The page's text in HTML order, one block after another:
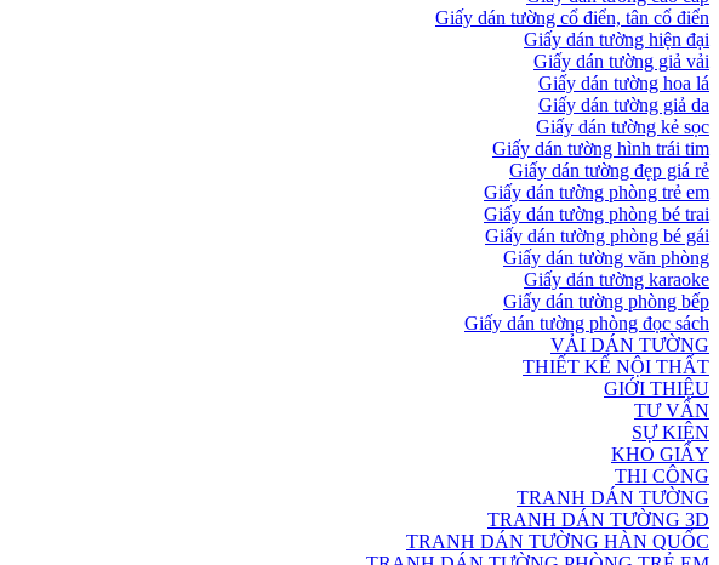
Giấy dán tường cổ điển, tân cổ điển
Giấy dán tường hiện đại
Giấy dán tường giả vải
Giấy dán tường hoa lá
Giấy dán tường giả da
Giấy dán tường kẻ sọc
Giấy dán tường hình trái tim
Giấy dán tường đẹp giá rẻ
Giấy dán tường phòng trẻ em
Giấy dán tường phòng bé trai
Giấy dán tường phòng bé gái
Giấy dán tường văn phòng
Giấy dán tường karaoke
Giấy dán tường phòng bếp
Giấy dán tường phòng đọc sách
VẢI DÁN TƯỜNG
THIẾT KẾ NỘI THẤT
GIỚI THIỆU
TƯ VẤN
SỰ KIỆN
KHO GIẤY
THI CÔNG
TRANH DÁN TƯỜNG
TRANH DÁN TƯỜNG 3D
TRANH DÁN TƯỜNG HÀN QUỐC